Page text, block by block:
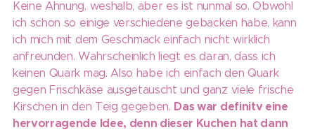
Keine Ahnung, weshalb, aber es ist nunmal so. Obwohl
ich schon so einige verschiedene gebacken habe, kann
ich mich mit dem Geschmack einfach nicht wirklich
anfreunden. Wahrscheinlich liegt es daran, dass ich
keinen Quark mag. Also habe ich einfach den Quark
gegen Frischkäse ausgetauscht und ganz viele frische
Kirschen in den Teig gegeben. Das war definitv eine
hervorragende Idee, denn dieser Kuchen hat dann